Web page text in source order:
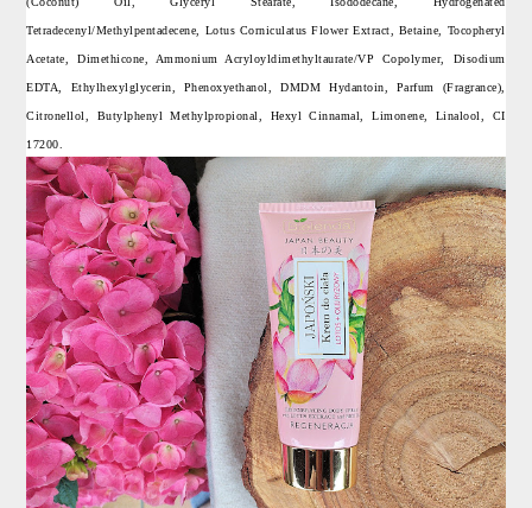
Tetradecenyl/Methylpentadecene, Lotus Corniculatus Flower Extract, Betaine, Tocopheryl
Acetate, Dimethicone, Ammonium Acryloyldimethyltaurate/VP Copolymer, Disodium
EDTA, Ethylhexylglycerin, Phenoxyethanol, DMDM Hydantoin, Parfum (Fragrance),
Citronellol, Butylphenyl Methylpropional, Hexyl Cinnamal, Limonene, Linalool, CI
17200.